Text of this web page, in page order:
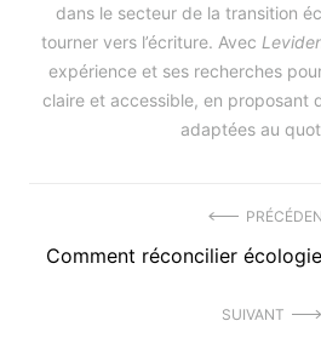
dans le secteur de la transition
tourner vers l’écriture. Avec
expérience et ses recherches
claire et accessible, en proposant
adaptées au
de
Précédent
Comment réconcilier
SUIVANT